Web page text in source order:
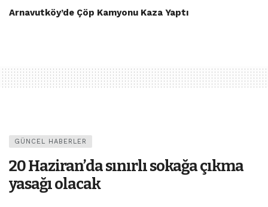
Arnavutköy’de Çöp Kamyonu Kaza Yaptı
GÜNCEL HABERLER
20 Haziran’da sınırlı sokağa çıkma
yasağı olacak